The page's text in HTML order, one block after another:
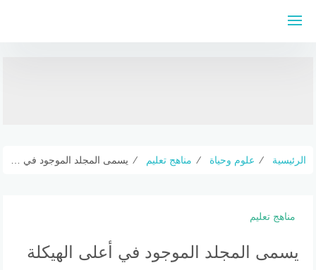
الرئيسية ⁄ علوم وحياة ⁄ مناهج تعليم ⁄ يسمى المجلد الموجود في أعلى الهيكلة بالمجلد
مناهج تعليم
يسمى المجلد الموجود في أعلى الهيكلة